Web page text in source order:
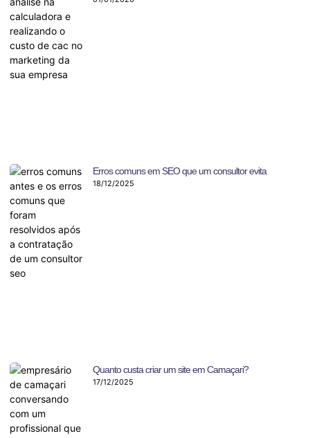
Erros comuns em SEO que um consultor evita
18/12/2025
Quanto custa criar um site em Camaçari?
17/12/2025